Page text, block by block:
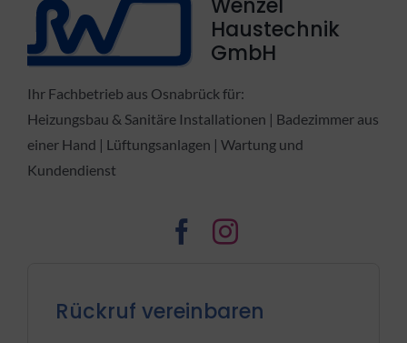
Wenzel
Haustechnik
GmbH
Ihr Fachbetrieb aus Osnabrück für:
Heizungsbau & Sanitäre Installationen | Badezimmer aus
einer Hand | Lüftungsanlagen | Wartung und
Kundendienst
Rückruf vereinbaren